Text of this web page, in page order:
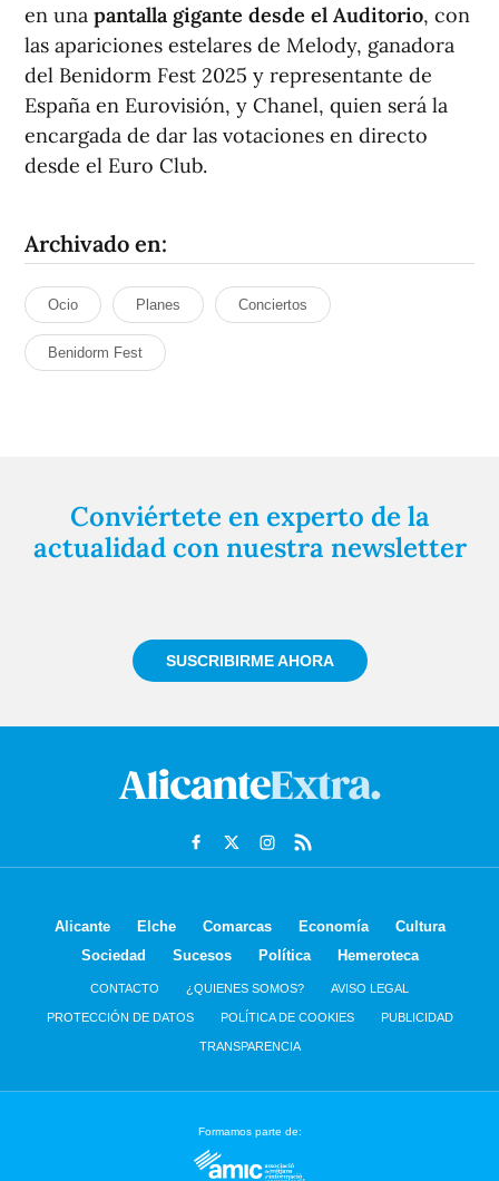
en una pantalla gigante desde el Auditorio, con
las apariciones estelares de Melody, ganadora
del Benidorm Fest 2025 y representante de
España en Eurovisión, y Chanel, quien será la
encargada de dar las votaciones en directo
desde el Euro Club.
Archivado en:
Ocio Planes Conciertos
Benidorm Fest
Conviértete en experto de la
actualidad con nuestra newsletter
SUSCRIBIRME AHORA
Alicante Elche Comarcas Economía
Cultura
Sociedad
Sucesos Política Hemeroteca
CONTACTO ¿QUIENES SOMOS? AVISO LEGAL
PROTECCIÓN DE DATOS POLÍTICA DE COOKIES PUBLICIDAD
TRANSPARENCIA
Formamos parte de: